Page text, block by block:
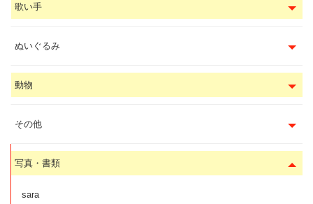
歌い手
ぬいぐるみ
動物
その他
写真・書類
sara